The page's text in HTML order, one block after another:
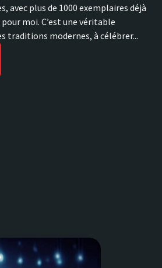
avec plus de 1000 exemplaires déjà
moi. C’est une véritable
traditions modernes, à célébrer...